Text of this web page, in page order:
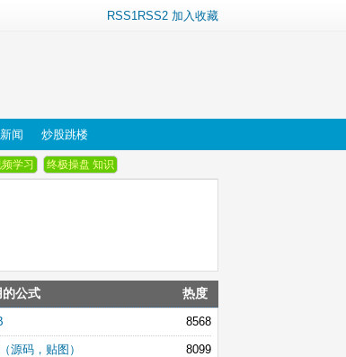
RSS1RSS2 加入收藏
闻 炒股跳楼
学习 终极操盘 知识
公式 热度
8568
源码，贴图） 8099